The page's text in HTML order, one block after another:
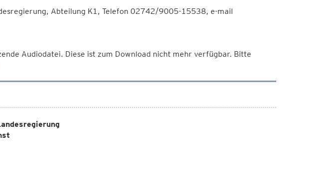
Abteilung K1, Telefon 02742/9005-15538, e-mail
Audiodatei. Diese ist zum Download nicht mehr verfügbar. Bitte